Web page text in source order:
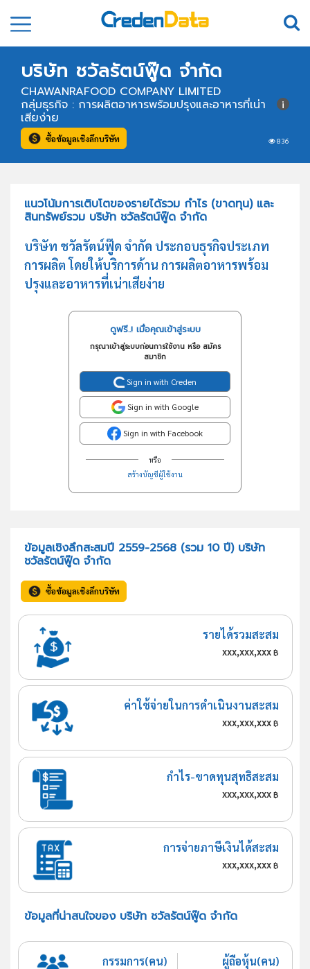
บริษัท ชวัลรัตน์ฟู๊ด จำกัด
CHAWANRAFOOD COMPANY LIMITED
836
กลุ่มธุรกิจ : การผลิตอาหารพร้อมปรุงและอาหารที่เน่า
เสียง่าย
ซื้อข้อมูลเชิงลึกบริษัท
แนวโน้มการเติบโตของรายได้รวม กำไร (ขาดทุน) และ
สินทรัพย์รวม บริษัท ชวัลรัตน์ฟู๊ด จำกัด
บริษัท ชวัลรัตน์ฟู๊ด จำกัด ประกอบธุรกิจประเภท
การผลิต โดยให้บริการด้าน การผลิตอาหารพร้อม
ปรุงและอาหารที่เน่าเสียง่าย
ดูฟรี..! เมื่อคุณเข้าสู่ระบบ
กรุณาเข้าสู่ระบบก่อนการใช้งาน หรือ สมัคร
สมาชิก
Sign in with Creden
Sign in with Google
Sign in with Facebook
หรือ
สร้างบัญชีผู้ใช้งาน
ข้อมูลเชิงลึกสะสมปี 2559-2568 (รวม 10 ปี) บริษัท
ชวัลรัตน์ฟู๊ด จำกัด
ซื้อข้อมูลเชิงลึกบริษัท
รายได้รวมสะสม
xxx,xxx,xxx฿
ค่าใช้จ่ายในการดำเนินงานสะสม
xxx,xxx,xxx฿
กำไร-ขาดทุนสุทธิสะสม
xxx,xxx,xxx฿
การจ่ายภาษีเงินได้สะสม
xxx,xxx,xxx฿
ข้อมูลที่น่าสนใจของ บริษัท ชวัลรัตน์ฟู๊ด จำกัด
กรรมการ(คน) ผู้ถือหุ้น(คน)